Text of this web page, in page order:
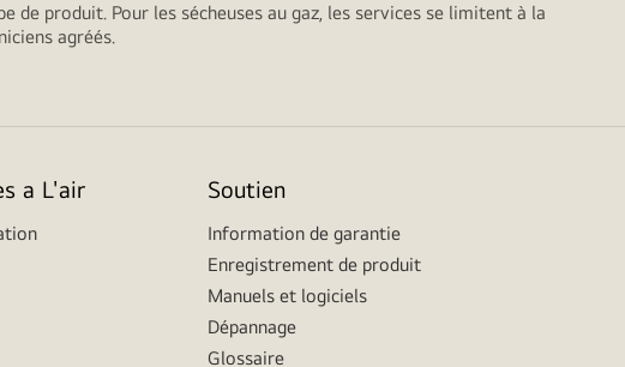
produit. Pour les sécheuses au gaz, les services se limitent à la
agréés.
a L'air Soutien
Information de garantie
Enregistrement de produit
Manuels et logiciels
Dépannage
Glossaire